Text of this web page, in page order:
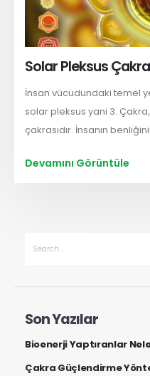
Solar Pleksus
İnsan vücudundaki temel
solar pleksus yani 3.
çakrasıdır. İnsanın
Devamını Görüntüle
Son Yazılar
Bioenerji Yaptıranlar
Çakra Güçlendirme